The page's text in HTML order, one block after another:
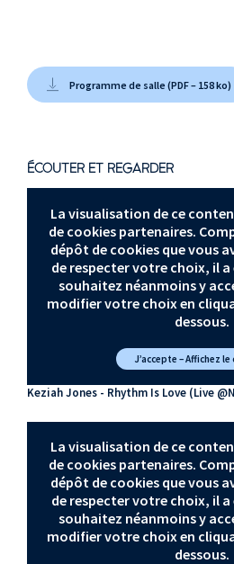
Programme de salle (PDF – 158 ko)
ÉCOUTER ET REGARDER
La visualisation de ce
de cookies partenaires.
dépôt de cookies que vous
de respecter votre choix, il
souhaitez néanmoins y
modifier votre choix en
dessous.
J’accepte – Affichez
Keziah Jones - Rhythm Is Love (Live
La visualisation de ce
de cookies partenaires.
dépôt de cookies que vous
de respecter votre choix, il
souhaitez néanmoins y
modifier votre choix en
dessous.